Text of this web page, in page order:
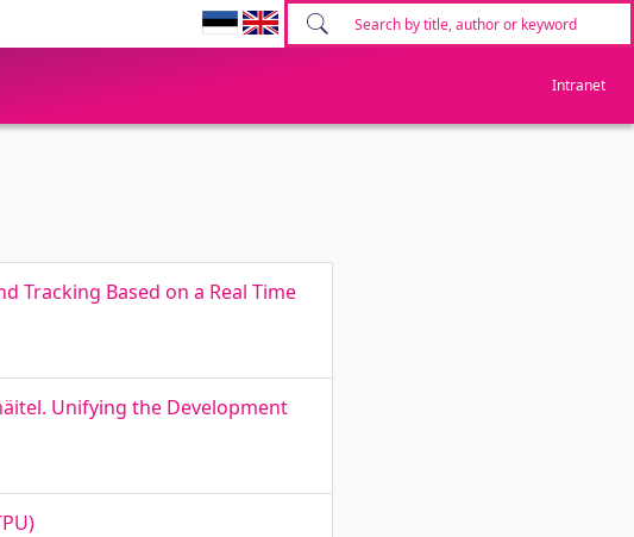
Intranet
Tracking Based on a Real Time
Unifying the Development